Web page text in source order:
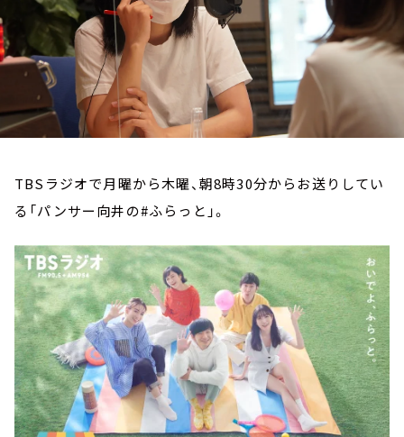
TBSラジオで月曜から木曜、朝8時30分からお送りしてい
る「パンサー向井の#ふらっと」。